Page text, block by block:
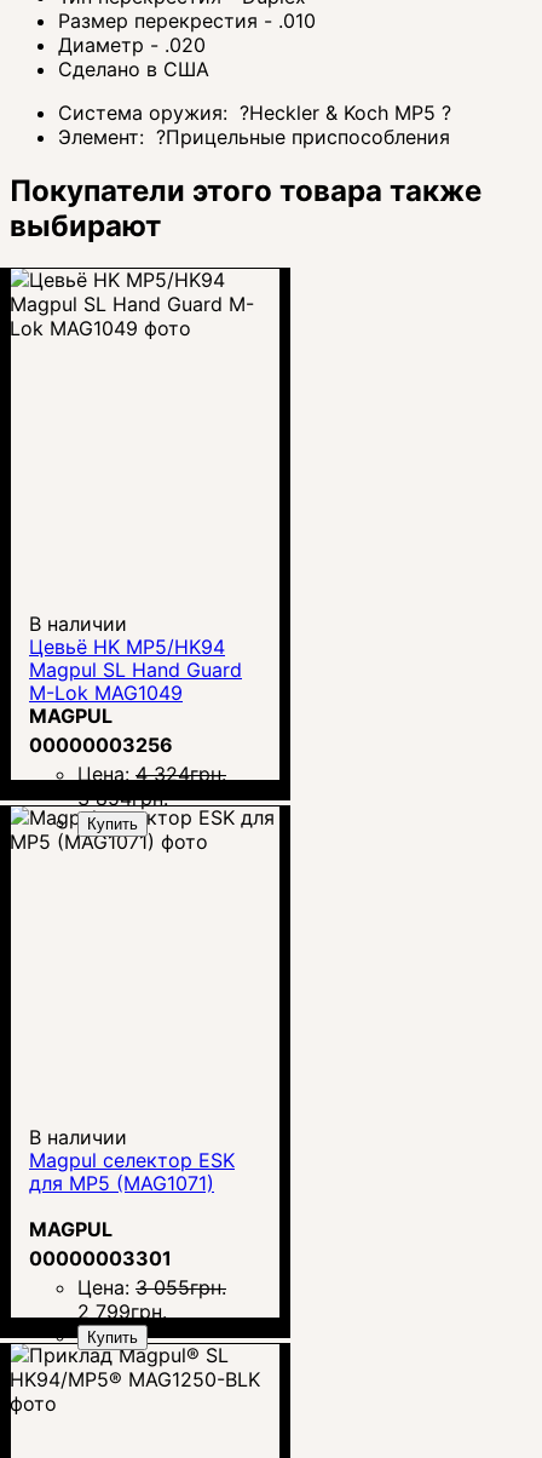
Размер перекрестия - .010
Диаметр - .020
Сделано в США
Система оружия: ?Heckler & Koch MP5 ?
Элемент: ?Прицельные приспособления
Покупатели этого товара также
выбирают
В наличии
Цевьё HK MP5/HK94
Magpul SL Hand Guard
M-Lok MAG1049
MAGPUL
00000003256
Цена: 4 324грн.
3 854грн.
Купить
В наличии
Magpul селектор ESK
для MP5 (MAG1071)
MAGPUL
00000003301
Цена: 3 055грн.
2 799грн.
Купить